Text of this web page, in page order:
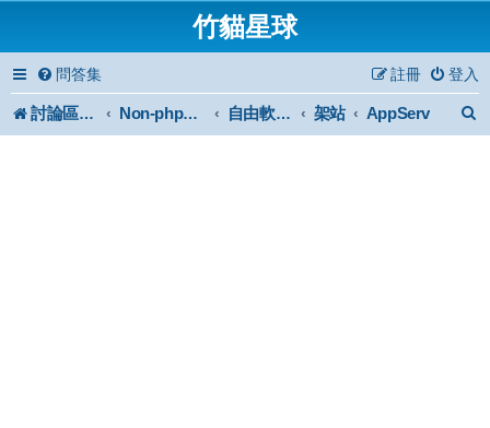
竹貓星球
問答集 登入
註冊
討論區首頁 Non-phpBB specific 自由軟體或免費軟體 架站 AppServ